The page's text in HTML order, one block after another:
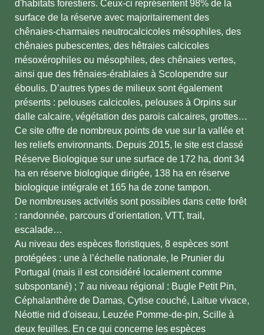
d'habitats forestiers. Ceux-ci représentent 98% de la
surface de la réserve avec majoritairement des
chênaies-charmaies neutrocalcicoles mésophiles, des
chênaies pubescentes, des hêtraies calcicoles
mésoxérophiles ou mésophiles, des chênaies vertes,
ainsi que des frênaies-érablaies à Scolopendre sur
éboulis. D’autres types de milieux sont également
présents : pelouses calcicoles, pelouses à Orpins sur
dalle calcaire, végétation des parois calcaires, grottes…
Ce site offre de nombreux points de vue sur la vallée et
les reliefs environnants. Depuis 2015, le site est classé
Réserve Biologique sur une surface de 172 ha, dont 34
ha en réserve biologique dirigée, 138 ha en réserve
biologique intégrale et 165 ha de zone tampon.
De nombreuses activités sont possibles dans cette forêt
: randonnée, parcours d’orientation, VTT, trail,
escalade…
Au niveau des espèces floristiques, 8 espèces sont
protégées : une à l’échelle nationale, le Prunier du
Portugal (mais il est considéré localement comme
subspontané) ; 7 au niveau régional : Bugle Petit Pin,
Céphalanthère de Damas, Cytise couché, Laitue vivace,
Néottie nid d'oiseau, Leuzée Pomme-de-pin, Scille à
deux feuilles. En ce qui concerne les espèces